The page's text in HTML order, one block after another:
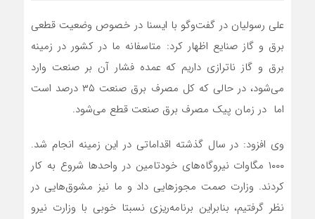
علی رسولیان در گفت‌وگو با ایسنا در خصوص وضعیت قطعی
برق و گاز صنایع اظهار کرد: متاسفانه ما در کشور در زمینه
برق و گاز ناترازی داریم که عمده فشار آن بر صنعت وارد
می‌شود، در حالی که کل مصرف برق صنعت ۳۵ درصد است
اما در زمان پیک مصرف برق صنعت قطع می‌شود.
وی افزود: در سال گذشته اقداماتی در این زمینه انجام شد.
۱۰۰۰ مگاوات نیروگاه‌های خودتامین در واحدها شروع به کار
کردند. وزارت صمت مجوزهایی داد و ما نیز مشوق‌هایی در
نظر گرفتیم، بنابراین برنامه‌ریزی نسبتا خوبی با وزارت نیرو